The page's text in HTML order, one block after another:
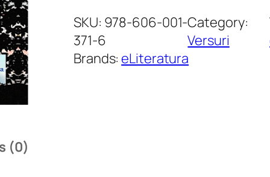
r
i
s
SKU: 978-606-001-
371-6
Category:
Versuri
Brands: eLiteratura
(0)